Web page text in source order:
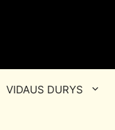
VIDAUS DURYS